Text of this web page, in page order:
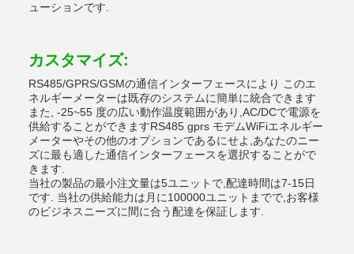
ューションです.
カスタマイズ:
RS485/GPRS/GSMの通信インターフェースにより このエ
ネルギーメーターは既存のシステムに簡単に統合できます
また, -25~55 度の広い動作温度範囲があり,AC/DCで電源を
供給することができますRS485 gprs モデムWiFiエネルギー
メーターやその他のオプションであるにせよ,あなたのニー
ズに最も適した通信インターフェースを選択することがで
きます.
当社の製品の最小注文量は5ユニットで,配達時間は7-15日
です. 当社の供給能力は月に100000ユニットまでで,お客様
のビジネスニーズに間に合う配達を保証します.